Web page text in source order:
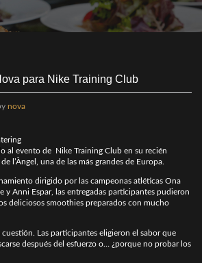
para Nike Training Club
nova
al evento de Nike Training Club en su recién
l’Àngel, una de las más grandes de Europa.
dirigido por las campeonas atléticas Ona
y Anni Espar, las entregadas participantes pudieron
deliciosos smoothies preparados con mucho
cuestión. Las participantes eligieron el sabor que
después del esfuerzo o… ¿porque no probar los